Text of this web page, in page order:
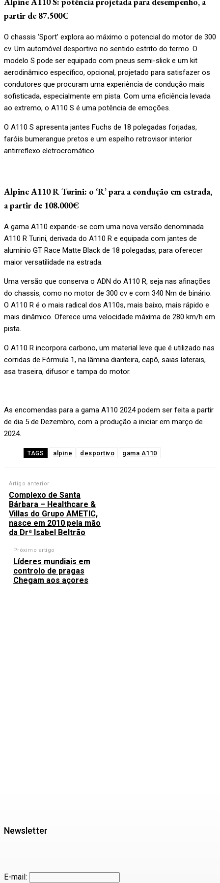
partir de 87.500€
O chassis ‘Sport’ explora ao máximo o potencial do motor de 300
cv. Um automóvel desportivo no sentido estrito do termo. O
modelo S pode ser equipado com pneus semi-slick e um kit
aerodinâmico específico, opcional, projetado para satisfazer os
condutores que procuram uma experiência de condução mais
sofisticada, especialmente em pista. Com uma eficiência levada
ao extremo, o A110 S é uma potência de emoções.
O A110 S apresenta jantes Fuchs de 18 polegadas forjadas,
faróis bumerangue pretos e um espelho retrovisor interior
antirreflexo eletrocromático.
Alpine A110 R Turini: o ‘R’ para a condução em estrada,
a partir de 108.000€
A gama A110 expande-se com uma nova versão denominada
A110 R Turini, derivada do A110 R e equipada com jantes de
alumínio GT Race Matte Black de 18 polegadas, para oferecer
maior versatilidade na estrada.
Uma versão que conserva o ADN do A110 R, seja nas afinações
do chassis, como no motor de 300 cv e com 340 Nm de binário.
O A110 R é o mais radical dos A110s, mais baixo, mais rápido e
mais dinâmico. Oferece uma velocidade máxima de 280 km/h em
pista.
O A110 R incorpora carbono, um material leve que é utilizado nas
corridas de Fórmula 1, na lâmina dianteira, capô, saias laterais,
asa traseira, difusor e tampa do motor.
As encomendas para a gama A110 2024 podem ser feita a partir
de dia 5 de Dezembro, com a produção a iniciar em março de
2024.
TAGS alpine desportivo gama A110
Artigo anterior
Complexo de Santa
Bárbara – Healthcare &
Villas do Grupo AMETIC,
nasce em 2010 pela mão
da Drª Isabel Beltrão
Próximo artigo
Líderes mundiais em
controlo de pragas
Chegam aos açores
Newsletter
E-mail: